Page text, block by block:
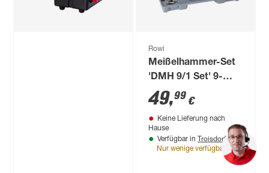
Rowi
Meißelhammer-Set
'DMH 9/1 Set' 9-
teilig
49,99 €
Keine Lieferung nach
Hause
Verfügbar in Troisdorf
Nur wenige verfügbar